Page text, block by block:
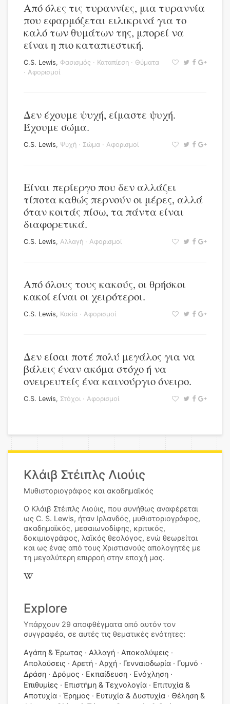
Από όλες τις τυραννίες, μια τυραννία
που εφαρμόζεται ειλικρινά για το
καλό των θυμάτων της, μπορεί να
είναι η πιο καταπιεστική.
C.S. Lewis, Φασισμός · Καταπίεση · Θύματα
· Αφορισμοί
Δεν έχουμε ψυχή, είμαστε ψυχή.
Έχουμε σώμα.
C.S. Lewis, Ψυχή · Σώμα · Αφορισμοί
Είναι περίεργο που δεν αλλάζει
τίποτα καθώς περνούν οι μέρες, αλλά
όταν κοιτάς πίσω, τα πάντα είναι
διαφορετικά.
C.S. Lewis, Αλλαγή · Αφορισμοί
Από όλους τους κακούς, οι θρήσκοι
κακοί είναι οι χειρότεροι.
C.S. Lewis, Κακία · Αφορισμοί
Δεν είσαι ποτέ πολύ μεγάλος για να
βάλεις έναν ακόμα στόχο ή να
ονειρευτείς ένα καινούργιο όνειρο.
C.S. Lewis, Στόχοι · Αφορισμοί
Κλάιβ Στέιπλς Λιούις
Μυθιστοριογράφος και ακαδημαϊκός
Ο Κλάιβ Στέιπλς Λιούις, που συνήθως αναφέρεται
ως C. S. Lewis, ήταν Ιρλανδός, μυθιστοριογράφος,
ακαδημαϊκός, μεσαιωνοδίφης, κριτικός,
δοκιμιογράφος, λαϊκός θεολόγος, ενώ θεωρείται
και ως ένας από τους Χριστιανούς απολογητές με
τη μεγαλύτερη επιρροή στην εποχή μας.
Explore
Υπάρχουν 29 αποφθέγματα από αυτόν τον
συγγραφέα, σε αυτές τις θεματικές ενότητες:
Αγάπη & Έρωτας Αλλαγή
Αποκαλύψεις
Απολαύσεις
Αρετή Αρχή Γενναιοδωρία
Γυμνό
Δράση
Δρόμος Εκπαίδευση
Ενόχληση
Επιθυμίες
Επιστήμη & Τεχνολογία
Επιτυχία &
Αποτυχία
Έρημος Ευτυχία & Δυστυχία
Θέληση &